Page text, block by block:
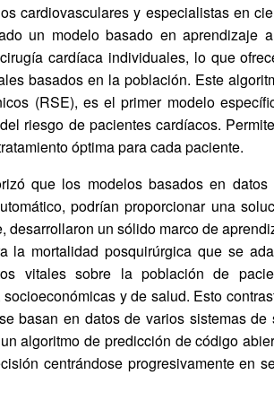
cardiovasculares y especialistas en
un modelo basado en aprendizaje
cardíaca individuales, lo que
basados en la población. Este
(RSE), es el primer modelo
riesgo de pacientes cardíacos.
óptima para cada paciente.
que los modelos basados en
podrían proporcionar una
desarrollaron un sólido marco de
la mortalidad posquirúrgica que se
vitales sobre la población de
socioeconómicas y de salud. Esto
basan en datos de varios sistemas
algoritmo de predicción de código
centrándose progresivamente en